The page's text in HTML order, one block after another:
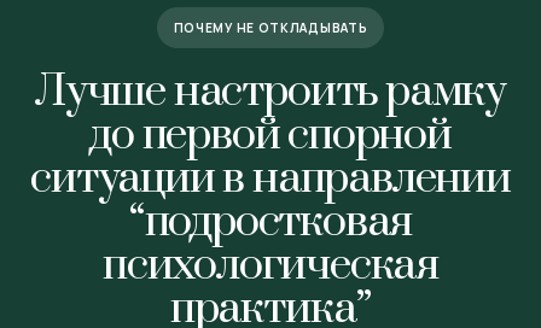
ПОЧЕМУ НЕ ОТКЛАДЫВАТЬ
Лучше настроить рамку
до первой спорной
ситуации в направлении
“подростковая
психологическая
практика”